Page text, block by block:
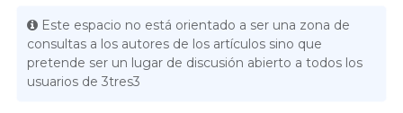
Este espacio no está orientado a ser una zona de
consultas a los autores de los artículos sino que
pretende ser un lugar de discusión abierto a todos los
usuarios de 3tres3